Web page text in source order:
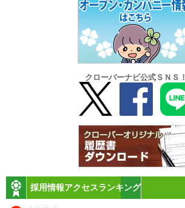
クローバーナビ公式ＳＮＳ！
採用情報アクセスランキング